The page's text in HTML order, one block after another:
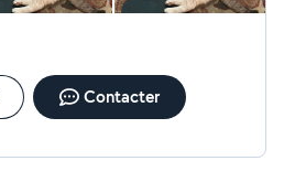
Contacter